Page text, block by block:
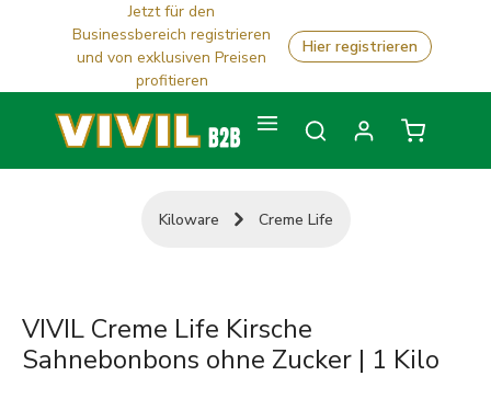
Zum Hauptinhalt springen
Jetzt für den
Businessbereich registrieren
und von exklusiven Preisen
profitieren
Hier registrieren
Kiloware Creme Life
VIVIL Creme Life Kirsche
Sahnebonbons ohne Zucker | 1 Kilo